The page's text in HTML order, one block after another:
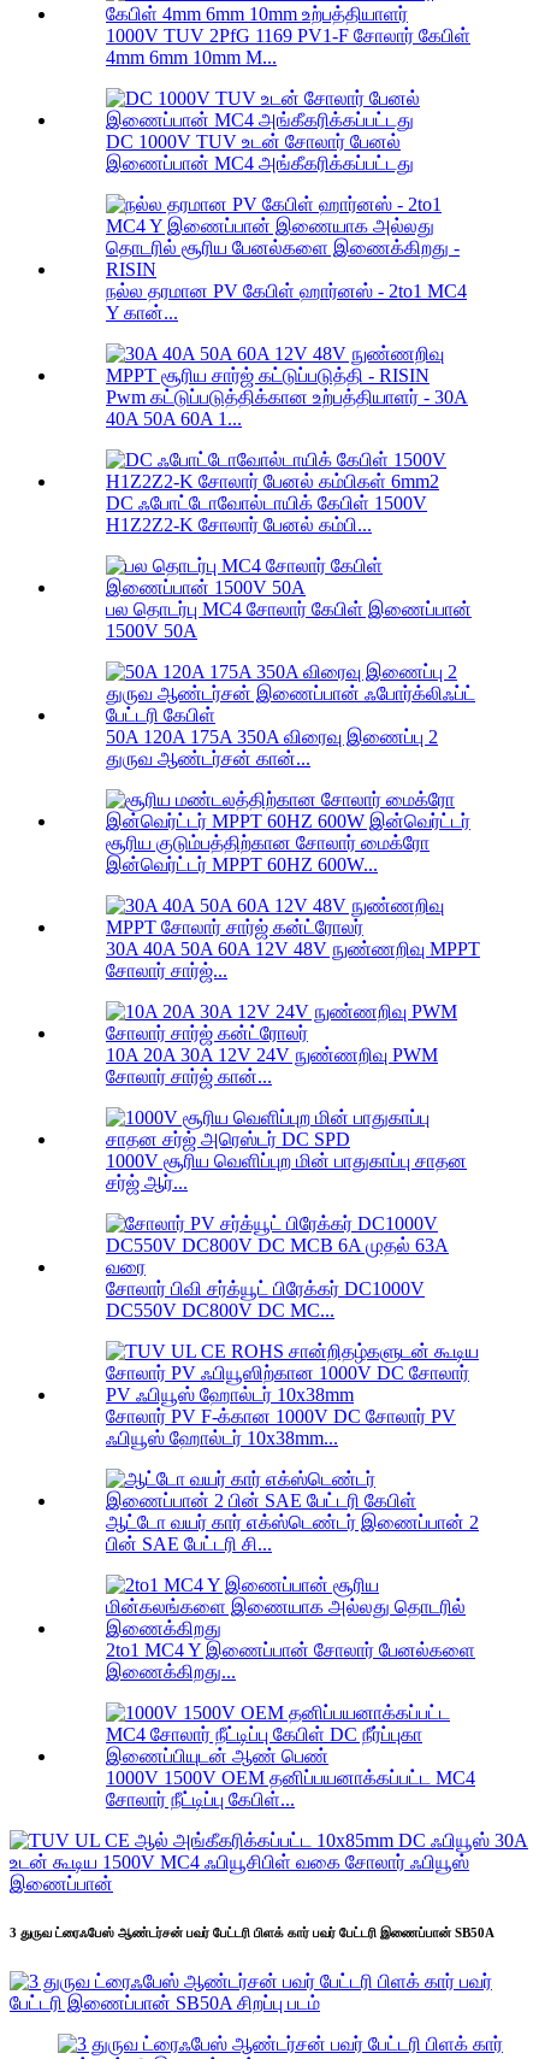
1000V TUV 2PfG 1169 PV1-F சோலார் கேபிள்
4mm 6mm 10mm M...
DC 1000V TUV உடன் சோலார் பேனல்
இணைப்பான் MC4 அங்கீகரிக்கப்பட்டது
நல்ல தரமான PV கேபிள் ஹார்னஸ் - 2to1 MC4
Y கான்...
Pwm கட்டுப்படுத்திக்கான உற்பத்தியாளர் - 30A
40A 50A 60A 1...
DC ஃபோட்டோவோல்டாயிக் கேபிள் 1500V
H1Z2Z2-K சோலார் பேனல் கம்பி...
பல தொடர்பு MC4 சோலார் கேபிள் இணைப்பான்
1500V 50A
50A 120A 175A 350A விரைவு இணைப்பு 2
துருவ ஆண்டர்சன் கான்...
சூரிய குடும்பத்திற்கான சோலார் மைக்ரோ
இன்வெர்ட்டர் MPPT 60HZ 600W...
30A 40A 50A 60A 12V 48V நுண்ணறிவு MPPT
சோலார் சார்ஜ்...
10A 20A 30A 12V 24V நுண்ணறிவு PWM
சோலார் சார்ஜ் கான்...
1000V சூரிய வெளிப்புற மின் பாதுகாப்பு சாதன
சர்ஜ் ஆர்...
சோலார் பிவி சர்க்யூட் பிரேக்கர் DC1000V
DC550V DC800V DC MC...
சோலார் PV F-க்கான 1000V DC சோலார் PV
ஃபியூஸ் ஹோல்டர் 10x38mm...
ஆட்டோ வயர் கார் எக்ஸ்டெண்டர் இணைப்பான் 2
பின் SAE பேட்டரி சி...
2to1 MC4 Y இணைப்பான் சோலார் பேனல்களை
இணைக்கிறது...
1000V 1500V OEM தனிப்பயனாக்கப்பட்ட MC4
சோலார் நீட்டிப்பு கேபிள்...
3 துருவ ட்ரைஃபேஸ் ஆண்டர்சன் பவர் பேட்டரி பிளக் கார் பவர் பேட்டரி இணைப்பான் SB50A